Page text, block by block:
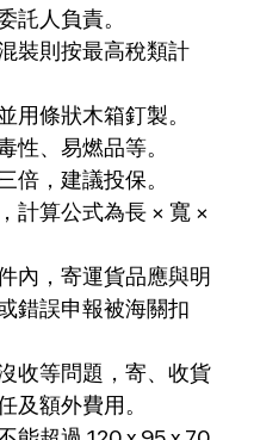
託人負責。
裝則按最高稅類計
用條狀木箱釘製。
性、易燃品等。
倍，建議投保。
計算公式為長 × 寬 ×
內，寄運貨品應與明
錯誤申報被海關扣
收等問題，寄、收貨
及額外費用。